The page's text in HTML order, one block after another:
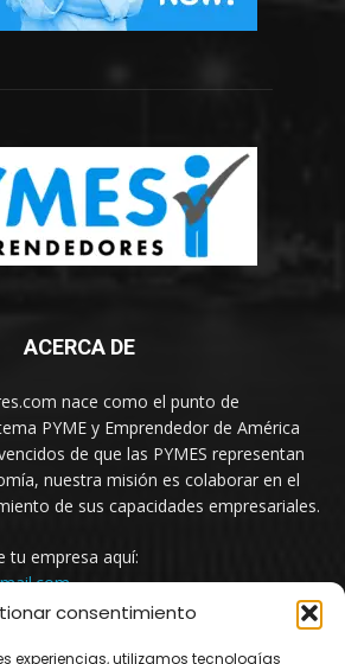
consentimiento
experiencias, utilizamos tecnologías
ACERCA DE
nace como el punto de
PYME y Emprendedor de América
de que las PYMES representan
nuestra misión es colaborar en el
de sus capacidades empresariales.
tu empresa aquí: